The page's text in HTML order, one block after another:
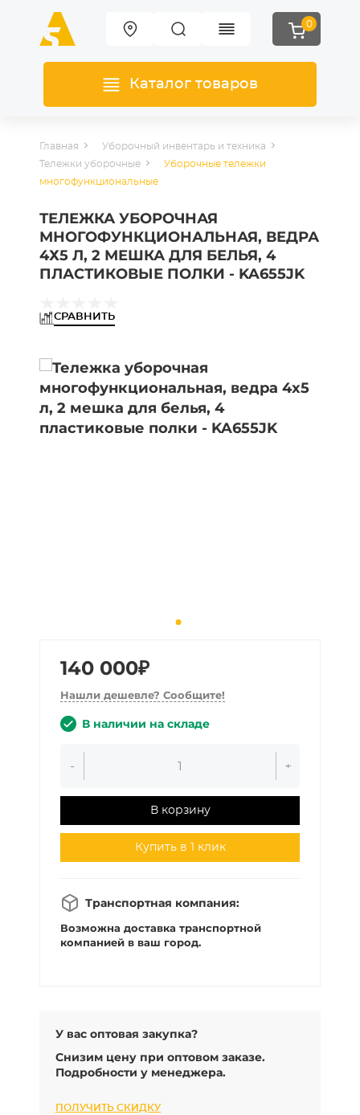
0
Каталог товаров
Главная
Уборочный инвентарь и техника
Тележки уборочные
Уборочные тележки
многофункциональные
ТЕЛЕЖКА УБОРОЧНАЯ
МНОГОФУНКЦИОНАЛЬНАЯ, ВЕДРА
4Х5 Л, 2 МЕШКА ДЛЯ БЕЛЬЯ, 4
ПЛАСТИКОВЫЕ ПОЛКИ - KA655JK
СРАВНИТЬ
140 000₽
Нашли дешевле? Сообщите!
В наличии на складе
- +
В корзину
Купить в 1 клик
Транспортная компания:
Возможна доставка транспортной
компанией в ваш город.
У вас оптовая закупка?
Снизим цену при оптовом заказе.
Подробности у менеджера.
ПОЛУЧИТЬ СКИДКУ